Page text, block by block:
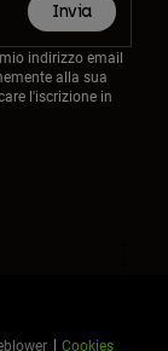
Invia
indirizzo email
alla sua
l'iscrizione in
Cookies